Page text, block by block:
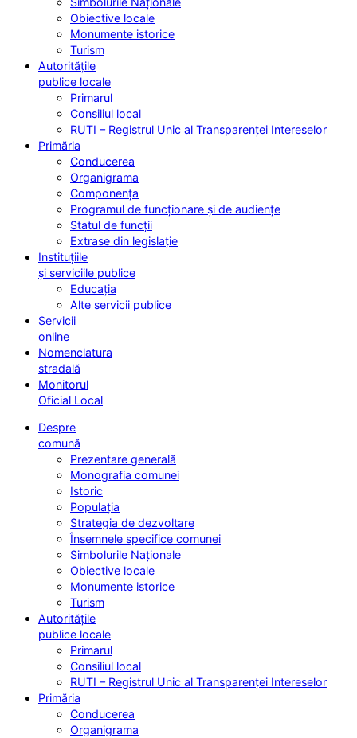
Obiective locale
Monumente istorice
Turism
Autoritățile
publice locale
Primarul
Consiliul local
RUTI – Registrul Unic al Transparenței Intereselor
Primăria
Conducerea
Organigrama
Componența
Programul de funcționare și de audiențe
Statul de funcții
Extrase din legislație
Instituțiile
și serviciile publice
Educația
Alte servicii publice
Servicii
online
Nomenclatura
stradală
Monitorul
Oficial Local
Despre
comună
Prezentare generală
Monografia comunei
Istoric
Populația
Strategia de dezvoltare
Însemnele specifice comunei
Simbolurile Naționale
Obiective locale
Monumente istorice
Turism
Autoritățile
publice locale
Primarul
Consiliul local
RUTI – Registrul Unic al Transparenței Intereselor
Primăria
Conducerea
Organigrama